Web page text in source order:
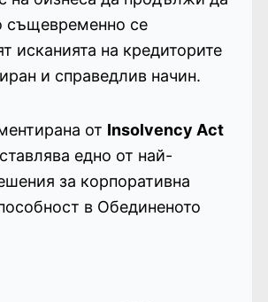
същевременно се
исканията на кредиторите
и справедлив начин.
от Insolvency Act
едно от най-
за корпоративна
в Обединеното